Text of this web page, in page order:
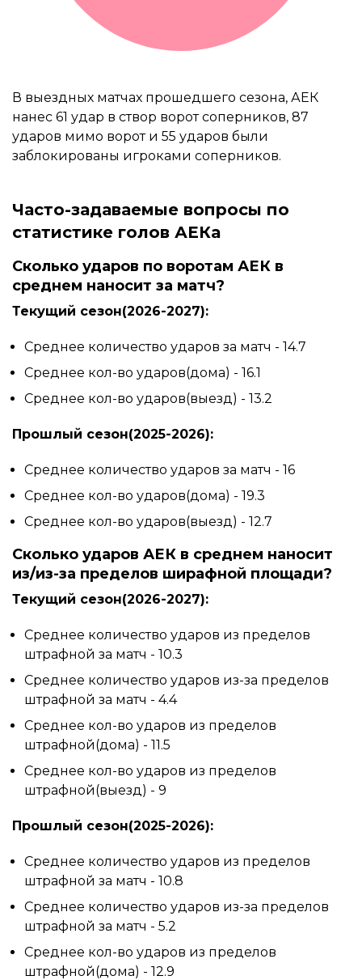
В выездных матчах прошедшего сезона, АЕК
нанес 61 удар в створ ворот соперников, 87
ударов мимо ворот и 55 ударов были
заблокированы игроками соперников.
Часто-задаваемые вопросы по
статистике голов АЕКа
Сколько ударов по воротам АЕК в
среднем наносит за матч?
Текущий сезон(2026-2027):
Среднее количество ударов за матч - 14.7
Среднее кол-во ударов(дома) - 16.1
Среднее кол-во ударов(выезд) - 13.2
Прошлый сезон(2025-2026):
Среднее количество ударов за матч - 16
Среднее кол-во ударов(дома) - 19.3
Среднее кол-во ударов(выезд) - 12.7
Сколько ударов АЕК в среднем наносит
из/из-за пределов ширафной площади?
Текущий сезон(2026-2027):
Среднее количество ударов из пределов
штрафной за матч - 10.3
Среднее количество ударов из-за пределов
штрафной за матч - 4.4
Среднее кол-во ударов из пределов
штрафной(дома) - 11.5
Среднее кол-во ударов из пределов
штрафной(выезд) - 9
Прошлый сезон(2025-2026):
Среднее количество ударов из пределов
штрафной за матч - 10.8
Среднее количество ударов из-за пределов
штрафной за матч - 5.2
Среднее кол-во ударов из пределов
штрафной(дома) - 12.9